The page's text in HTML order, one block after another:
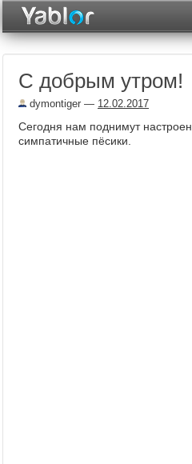
Неделя
С добрым утром!
dymontiger — 12.02.2017
Сегодня нам поднимут
симпатичные пёсики.